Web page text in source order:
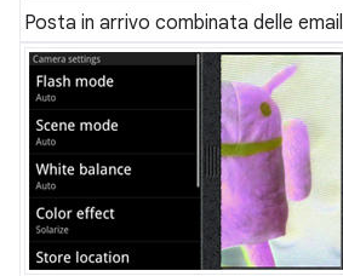
Posta in arrivo combinata delle email